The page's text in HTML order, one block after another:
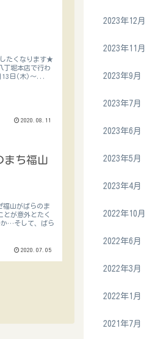
たくなります★
丁堀本店で行わ
13日(木)～...
2020.08.11
まち福山
山がばらのま
とが意外とたく
か…そして、ばら
2020.07.05
2023年12月
2023年11月
2023年9月
2023年7月
2023年6月
2023年5月
2023年4月
2022年10月
2022年6月
2022年3月
2022年1月
2021年7月